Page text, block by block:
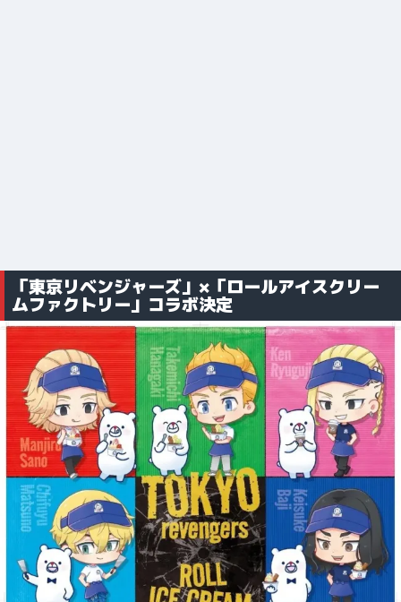
「東京リベンジャーズ」×「ロールアイスクリー
ムファクトリー」コラボ決定